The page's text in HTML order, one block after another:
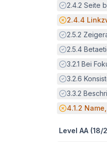
Erfüllt:
2.4.2 Seite
Potenzielle
2.4.4
Erfüllt:
2.5.2
Erfüllt:
2.5.4
Erfüllt:
3.2.1 Bei
Erfüllt:
3.2.6
Erfüllt:
3.3.2
Potenzielle
4.1.2
Level AA (18/